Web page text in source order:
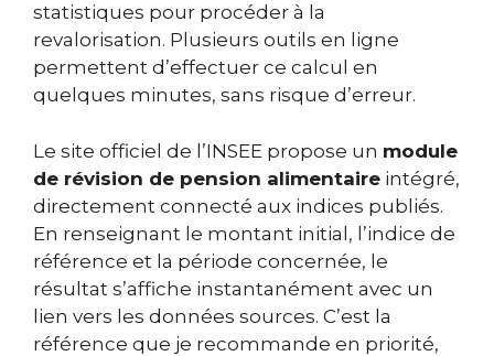
statistiques pour procéder à la
revalorisation. Plusieurs outils en ligne
permettent d’effectuer ce calcul en
quelques minutes, sans risque d’erreur.
Le site officiel de l’INSEE propose un module
de révision de pension alimentaire intégré,
directement connecté aux indices publiés.
En renseignant le montant initial, l’indice de
référence et la période concernée, le
résultat s’affiche instantanément avec un
lien vers les données sources. C’est la
référence que je recommande en priorité,